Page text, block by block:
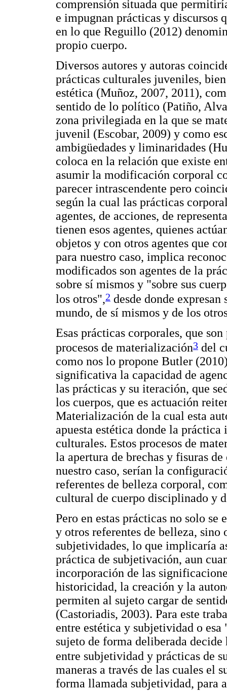
comprensión situada que
e impugnan prácticas y discursos
en lo que Reguillo (2012)
propio cuerpo.
Diversos autores y autoras
prácticas culturales juveniles,
estética (Muñoz, 2007, 2011),
sentido de lo político (Patiño,
zona privilegiada en la que se
juvenil (Escobar, 2009) y como
ambigüedades y liminaridades
coloca en la relación que existe
asumir la modificación corporal
parecer intrascendente pero
según la cual las prácticas
agentes, de acciones, de
tienen esos agentes, quienes
objetos y con otros agentes que
para nuestro caso, implica
modificados son agentes de la
sobre sí mismos y "sobre sus
los otros",2 desde donde
mundo, de sí mismos y de los
Esas prácticas corporales, que
procesos de materialización3 del
como nos lo propone Butler
significativa la capacidad de
las prácticas y su iteración, que
los cuerpos, que es actuación
Materialización de la cual esta
apuesta estética donde la
culturales. Estos procesos de
la apertura de brechas y fisuras
nuestro caso, serían la
referentes de belleza corporal,
cultural de cuerpo disciplinado y
Pero en estas prácticas no solo
y otros referentes de belleza, sino
subjetividades, lo que implicaría
práctica de subjetivación, aun
incorporación de las
historicidad, la creación y la
permiten al sujeto cargar de
(Castoriadis, 2003). Para este
entre estética y subjetividad o
sujeto de forma deliberada
entre subjetividad y prácticas de
maneras a través de las cuales el
forma llamada subjetividad, para